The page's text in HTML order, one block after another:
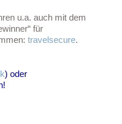
u.a. auch mit dem
für
travelsecure.
) oder